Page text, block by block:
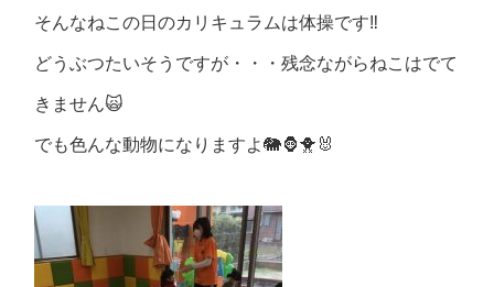
そんなねこの日のカリキュラムは体操です‼️
どうぶつたいそうですが・・・残念ながらねこはでて
きません🙀
でも色んな動物になりますよ🐘🦍🐥🐰